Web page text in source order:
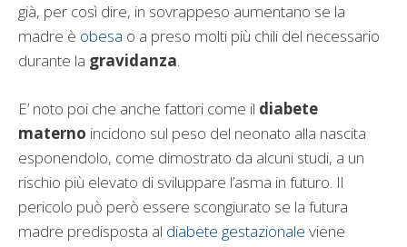
già, per così dire, in sovrappeso aumentano se la
madre è obesa o a preso molti più chili del necessario
durante la gravidanza.
E’ noto poi che anche fattori come il diabete
materno incidono sul peso del neonato alla nascita
esponendolo, come dimostrato da alcuni studi, a un
rischio più elevato di sviluppare l’asma in futuro. Il
pericolo può però essere scongiurato se la futura
madre predisposta al diabete gestazionale viene